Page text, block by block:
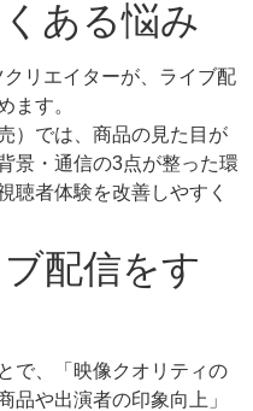
ある悩み
リエイターが、ライブ配
ます。
）では、商品の見た目が
景・通信の3点が整った環
聴者体験を改善しやすく
配信をす
で、「映像クオリティの
品や出演者の印象向上」